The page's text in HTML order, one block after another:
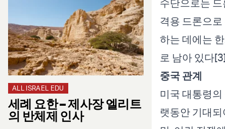
ALL ISRAEL EDU
세례 요한 – 제사장 엘리트
의 반체제 인사
수단으로는
격용 드론으
하는 데에는
로 남아 있다
중국 관계
미국 대통령
랫동안 기대